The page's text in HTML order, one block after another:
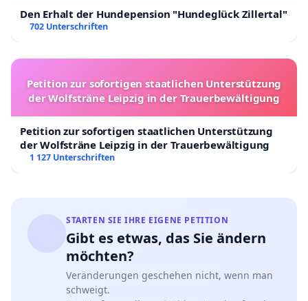
Den Erhalt der Hundepension "Hundeglück Zillertal"
702 Unterschriften
Petition zur sofortigen staatlichen Unterstützung
der Wolfsträne Leipzig in der Trauerbewältigung
Petition zur sofortigen staatlichen Unterstützung
der Wolfsträne Leipzig in der Trauerbewältigung
1 127 Unterschriften
STARTEN SIE IHRE EIGENE PETITION
Gibt es etwas, das Sie ändern
möchten?
Veränderungen geschehen nicht, wenn man
schweigt.